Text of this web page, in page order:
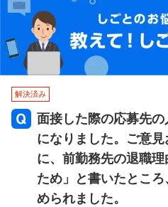
解決済み
面接した際の応募先
になりました。ご意
に、前勤務先の退職
ため」と書いたとこ
められました。